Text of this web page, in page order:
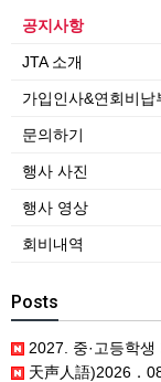
공지사항
JTA 소개
가입인사&연회비납
문의하기
행사 사진
행사 영상
회비내역
Posts
2027. 중·고등학생 겨울방
天声人語)2026．